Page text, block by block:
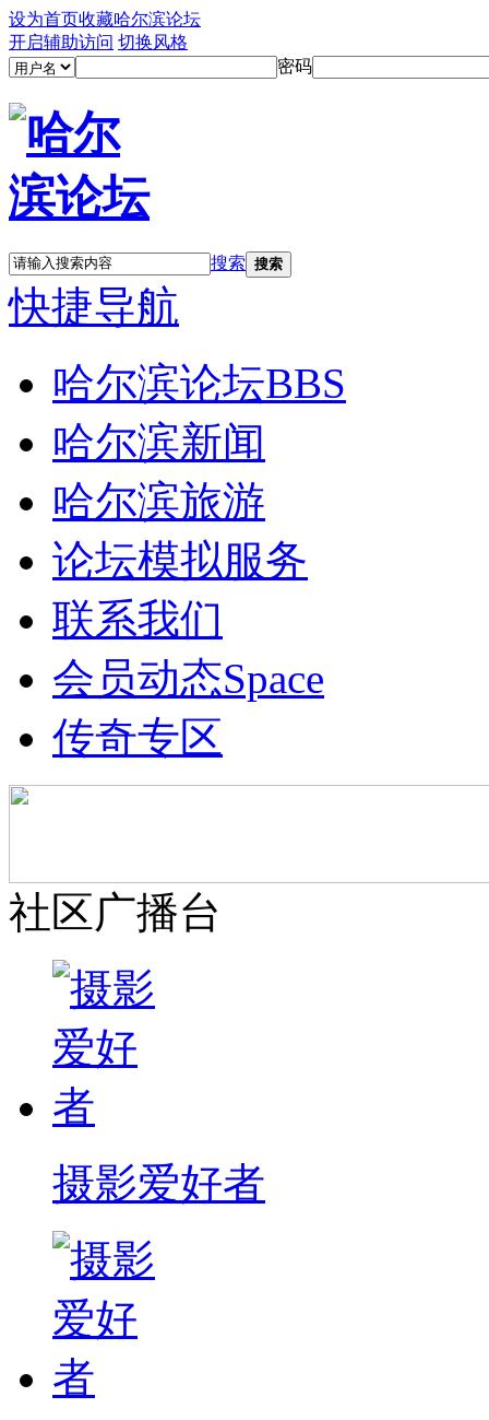
设为首页收藏哈尔滨论坛
开启辅助访问 切换风格
密码
搜索 搜索
快捷导航
哈尔滨论坛BBS
哈尔滨新闻
哈尔滨旅游
论坛模拟服务
联系我们
会员动态Space
传奇专区
社区广播台
摄影爱好者